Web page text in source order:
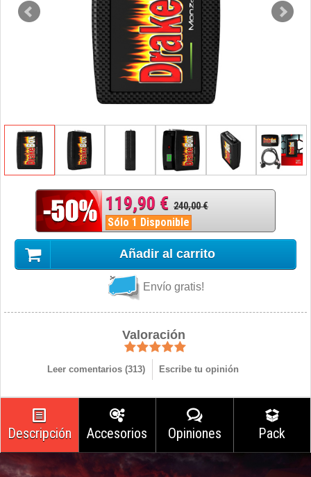
119,90 € 240,00 €
Sólo 1 Disponible
Añadir al carrito
Envío gratis!
Valoración
Leer comentarios (313) Escribe tu opinión
Descripción Accesorios Opiniones Pack